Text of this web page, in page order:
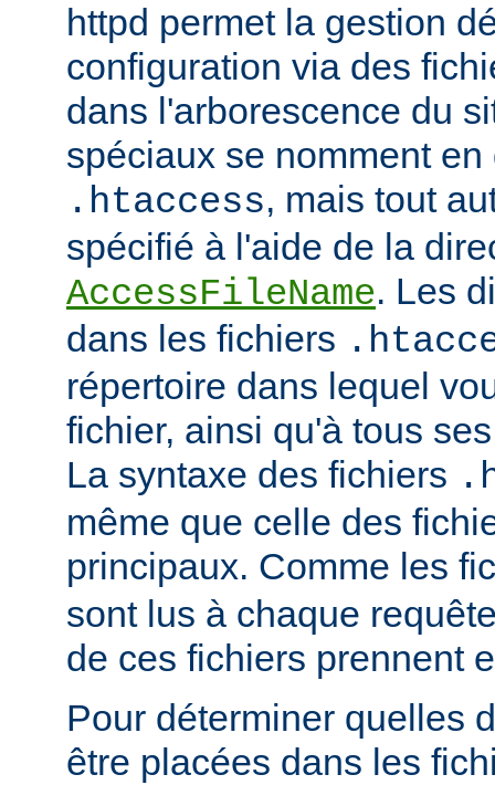
httpd permet la gestion
configuration via des
dans l'arborescence du
spéciaux se nomment en
.htaccess, mais tout
spécifié à l'aide de la
AccessFileName. Les
dans les fichiers
répertoire dans lequel
fichier, ainsi qu'à tous
La syntaxe des fichiers
même que celle des
principaux. Comme les
sont lus à chaque
de ces fichiers prennent
Pour déterminer quelles
être placées dans les